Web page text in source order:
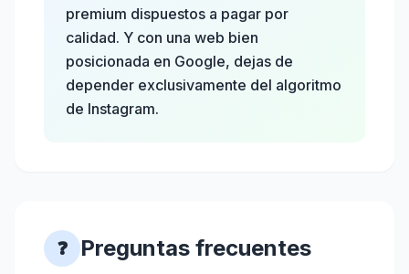
premium dispuestos a pagar por
calidad. Y con una web bien
posicionada en Google, dejas de
depender exclusivamente del algoritmo
de Instagram.
❓ Preguntas frecuentes